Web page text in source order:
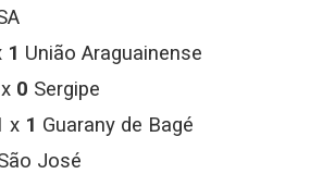
1 União Araguainense
x 0 Sergipe
x 1 Guarany de Bagé
José